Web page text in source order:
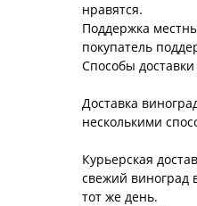
нравятся.
Поддержка
покупатель
Способы
Доставка
несколькими
Курьерская
свежий виноград
тот же день.